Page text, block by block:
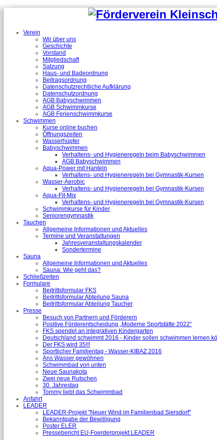
Verein
Wir über uns
Geschichte
Vorstand
Mitgliedschaft
Satzung
Haus- und Badeordnung
Beitragsordnung
Datenschutzrechtliche Aufklärung
Datenschutzordnung
AGB Babyschwimmen
AGB Schwimmkurse
AGB Ferienschwimmkurse
Schwimmen
Kurse online buchen
Öffnungszeiten
Wasserhüpfer
Babyschwimmen
Verhaltens- und Hygieneregeln beim Babyschwimmen
AGB Babyschwimmen
Aqua-Power mit Hanteln
Verhaltens- und Hygieneregeln bei Gymnastik-Kursen
Wasser-Aerobic
Verhaltens- und Hygieneregeln bei Gymnastik-Kursen
Aqua-Fit-Mix
Verhaltens- und Hygieneregeln bei Gymnastik-Kursen
Schwimmkurse für Kinder
Seniorengymnastik
Tauchen
Allgemeine Informationen und Aktuelles
Termine und Veranstaltungen
Jahresveranstaltungskalender
Sondertermine
Sauna
Allgemeine Informationen und Aktuelles
Sauna: Wie geht das?
Schließzeiten
Formulare
Beitrittsformular FKS
Beitrittsformular Abteilung Sauna
Beitrittsformular Abteilung Taucher
Presse
Besuch von Partnern und Förderern
Positive Förderentscheidung „Moderne Sportstätte 2022“
FKS spendet an integrativen Kindergarten
Deutschland schwimmt 2016 - Kinder sollen schwimmen lernen
Der FKS wird 35!!!
Sportlicher Familientag - Wasser-KIBAZ 2016
Ans Wasser gewöhnen
Schwimmbad von unten
Neue Saunakota
Zwei neue Rutschen
30. Jahrestag
Tommy liebt das Schwimmbad
Anfahrt
LEADER
LEADER-Projekt "Neuer Wind im Familienbad Siersdorf"
Bekanntgabe der Bewilligung
Poster ELER
Pressebericht EU-Foerderprojekt LEADER